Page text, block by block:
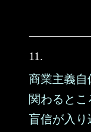
11.
商業主義自
関わると
盲信が入り